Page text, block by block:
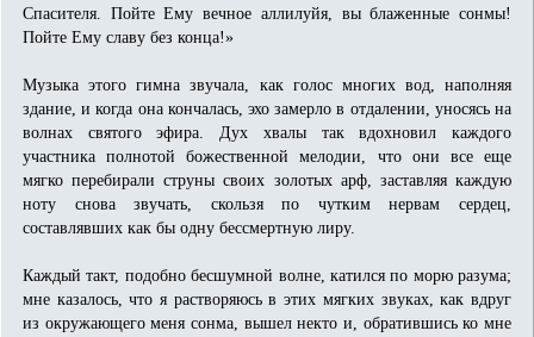
Спасителя. Пойте Ему вечное аллилуйя, вы блаженные сонмы!
Пойте Ему славу без конца!»
Музыка этого гимна звучала, как голос многих вод, наполняя
здание, и когда она кончалась, эхо замерло в отдалении, уносясь на
волнах святого эфира. Дух хвалы так вдохновил каждого
участника полнотой божественной мелодии, что они все еще
мягко перебирали струны своих золотых арф, заставляя каждую
ноту снова звучать, скользя по чутким нервам сердец,
составлявших как бы одну бессмертную лиру.
Каждый такт, подобно бесшумной волне, катился по морю разума;
мне казалось, что я растворяюсь в этих мягких звуках, как вдруг
из окружающего меня сонма, вышел некто и, обратившись ко мне